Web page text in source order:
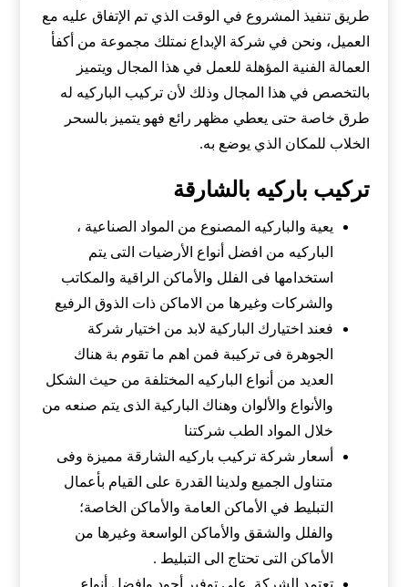
طريق تنفيذ المشروع في الوقت الذي تم الإتفاق عليه مع
العميل، ونحن في شركة الإبداع نمتلك مجموعة من أكفأ
العمالة الفنية المؤهلة للعمل في هذا المجال ويتميز
بالتخصص في هذا المجال وذلك لأن تركيب الباركيه له
طرق خاصة حتى يعطي مظهر رائع فهو يتميز بالسحر
الخلاب للمكان الذي يوضع به.
تركيب باركيه بالشارقة
يعية والباركيه المصنوع من المواد الصناعية ،
الباركيه من افضل أنواع الأرضيات التى يتم
استخدامها فى الفلل والأماكن الراقية والمكاتب
والشركات وغيرها من الاماكن ذات الذوق الرفيع
فعند اختيارك الباركية لابد من اختيار شركة
الجوهرة فى تركيبة فمن اهم ما تقوم بة هناك
العديد من أنواع الباركيه المختلفة من حيث الشكل
والأنواع والألوان وهناك الباركية الذى يتم صنعه من
خلال المواد الطب شركتنا
أسعار شركة تركيب باركيه الشارقة مميزة وفى
متناول الجميع ولدينا القدرة على القيام بأعمال
التبليط في الأماكن العامة والأماكن الخاصة؛
والفلل والشقق والأماكن الواسعة وغيرها من
الأماكن التى تحتاج الى التبليط .
تعتمد الشركة على توفير أجود وافضل أنواع